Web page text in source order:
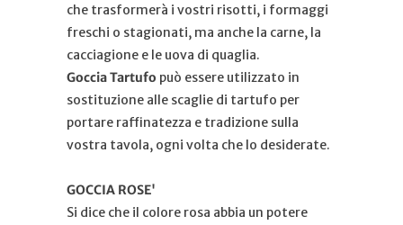
che trasformerà i vostri risotti, i formaggi
freschi o stagionati, ma anche la carne, la
cacciagione e le uova di quaglia.
Goccia Tartufo può essere utilizzato in
sostituzione alle scaglie di tartufo per
portare raffinatezza e tradizione sulla
vostra tavola, ogni volta che lo desiderate.
GOCCIA ROSE'
Si dice che il colore rosa abbia un potere